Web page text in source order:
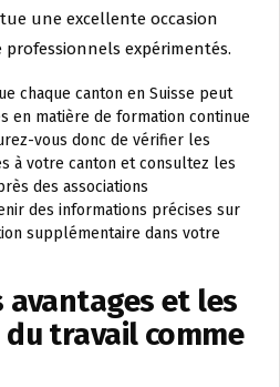
une excellente occasion
professionnels expérimentés.
chaque canton en Suisse peut
en matière de formation continue
vous donc de vérifier les
à votre canton et consultez les
des associations
des informations précises sur
supplémentaire dans votre
avantages et les
travail comme